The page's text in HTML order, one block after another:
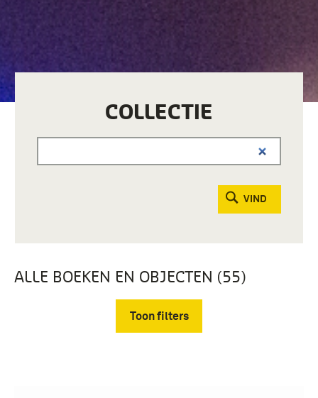
COLLECTIE
VIND
ALLE BOEKEN EN OBJECTEN (55)
Toon filters